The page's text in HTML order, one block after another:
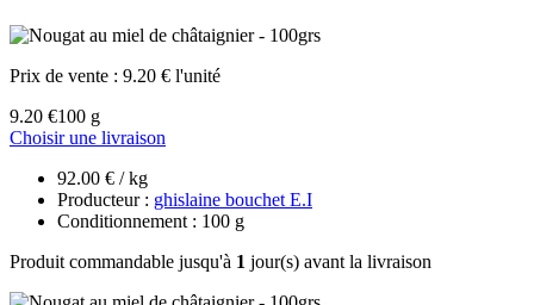
Prix de vente : 9.20 € l'unité
9.20 €100 g
Choisir une livraison
92.00 € / kg
Producteur : ghislaine bouchet E.I
Conditionnement : 100 g
Produit commandable jusqu'à 1 jour(s) avant la livraison